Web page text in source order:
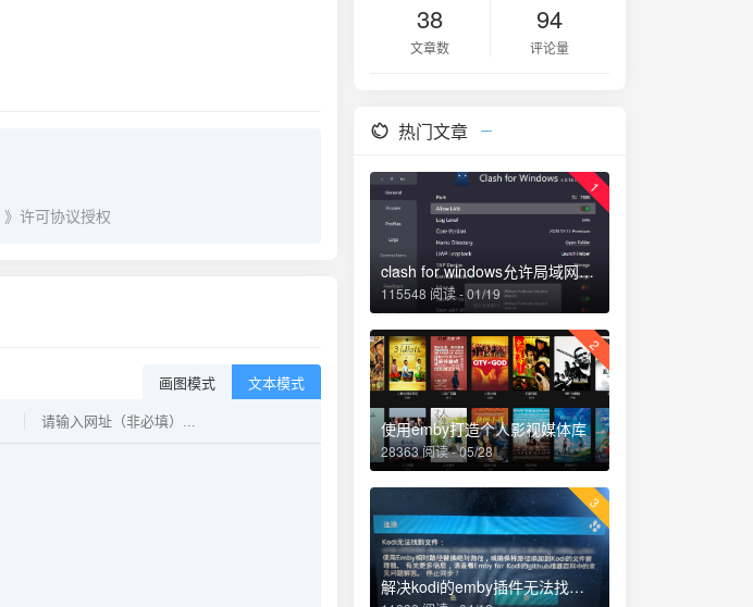
》许可协议授权
画图模式 文本模式
38
文章数
94
评论量
热门文章
1
clash for windows允许局域网连接，TAP和TUN模式
115548 阅读 - 01/19
2
使用emby打造个人影视媒体库
28363 阅读 - 05/28
3
解决kodi的emby插件无法找到文件...相对路径、绝对路径问题